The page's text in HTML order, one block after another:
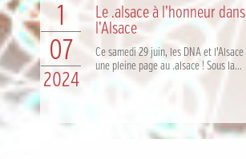
1
07
2024
Le .alsace à l’honneur
l’Alsace
Ce samedi 29 juin, les DNA et
une pleine page au .alsace ! Sous la...